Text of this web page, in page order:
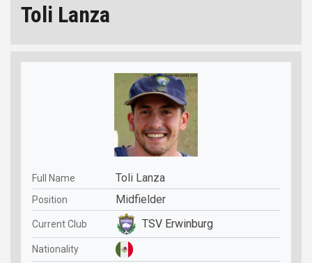
Toli Lanza
Full Name Toli Lanza
Position Midfielder
Current Club TSV Erwinburg
Nationality